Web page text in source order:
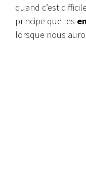
quand c’est
principe que les
lorsque nous